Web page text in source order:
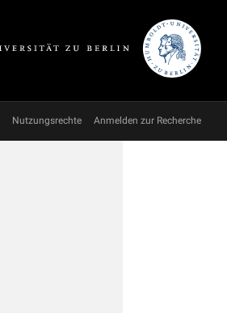
Nutzungsrechte Anmelden zur Recherche